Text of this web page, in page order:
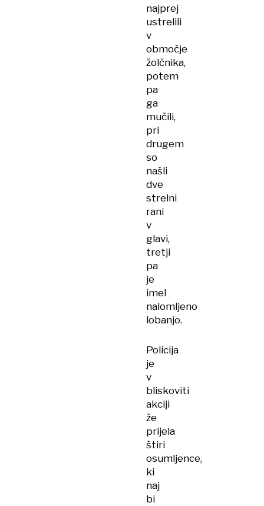
najprej
ustrelili
v
območje
žolčnika,
potem
pa
ga
mučili,
pri
drugem
so
našli
dve
strelni
rani
v
glavi,
tretji
pa
je
imel
nalomljeno
lobanjo.
Policija
je
v
bliskoviti
akciji
že
prijela
štiri
osumljence,
ki
naj
bi